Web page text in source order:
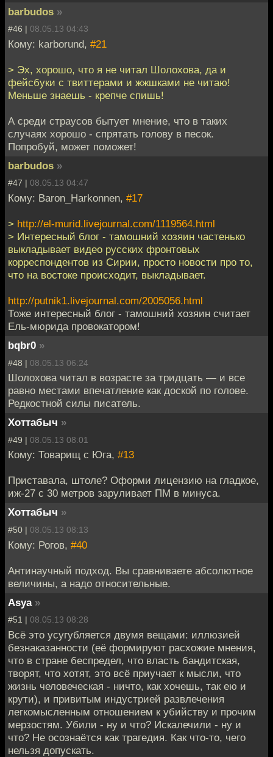
barbudos »
#46 | 08.05.13 04:43
Кому: karborund, #21
> Эх, хорошо, что я не читал Шолохова, да и
фейсбуки с твиттерами и жжшками не читаю!
Меньше знаешь - крепче спишь!
А среди страусов бытует мнение, что в таких
случаях хорошо - спрятать голову в песок.
Попробуй, может поможет!
barbudos »
#47 | 08.05.13 04:47
Кому: Baron_Harkonnen, #17
> http://el-murid.livejournal.com/1119564.html
> Интересный блог - тамошний хозяин частенько
выкладывает видео русских фронтовых
корреспондентов из Сирии, просто новости про то,
что на востоке происходит, выкладывает.
http://putnik1.livejournal.com/2005056.html
Тоже интересный блог - тамошний хозяин считает
Ель-мюрида провокатором!
bqbr0 »
#48 | 08.05.13 06:24
Шолохова читал в возрасте за тридцать — и все
равно местами впечатление как доской по голове.
Редкостной силы писатель.
Хоттабыч »
#49 | 08.05.13 08:01
Кому: Товарищ с Юга, #13
Приставала, штоле? Оформи лицензию на гладкое,
иж-27 с 30 метров заруливает ПМ в минуса.
Хоттабыч »
#50 | 08.05.13 08:13
Кому: Рогов, #40
Антинаучный подход. Вы сравниваете абсолютное
величины, а надо относительные.
Asya »
#51 | 08.05.13 08:28
Всё это усугубляется двумя вещами: иллюзией
безнаказанности (её формируют расхожие мнения,
что в стране беспредел, что власть бандитская,
творят, что хотят, это всё приучает к мысли, что
жизнь человеческая - ничто, как хочешь, так ею и
крути), и привитым индустрией развлечения
легкомысленным отношением к убийству и прочим
мерзостям. Убили - ну и что? Искалечили - ну и
что? Не осознаётся как трагедия. Как что-то, чего
нельзя допускать.